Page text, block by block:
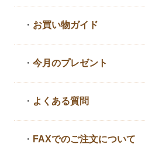
・ お買い物ガイド
・今月のプレゼント
・ よくある質問
・ FAXでのご注文について